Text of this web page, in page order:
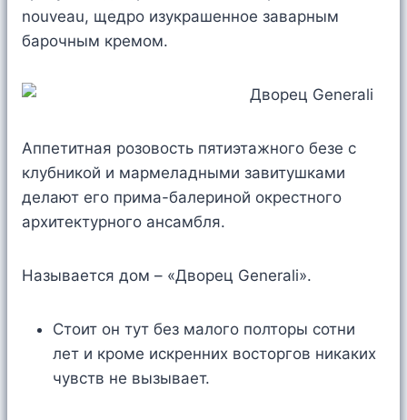
nouveau, щедро изукрашенное заварным
барочным кремом.
Аппетитная розовость пятиэтажного безе с
клубникой и мармеладными завитушками
делают его прима-балериной окрестного
архитектурного ансамбля.
Называется дом – «Дворец Generali».
Стоит он тут без малого полторы сотни
лет и кроме искренних восторгов никаких
чувств не вызывает.